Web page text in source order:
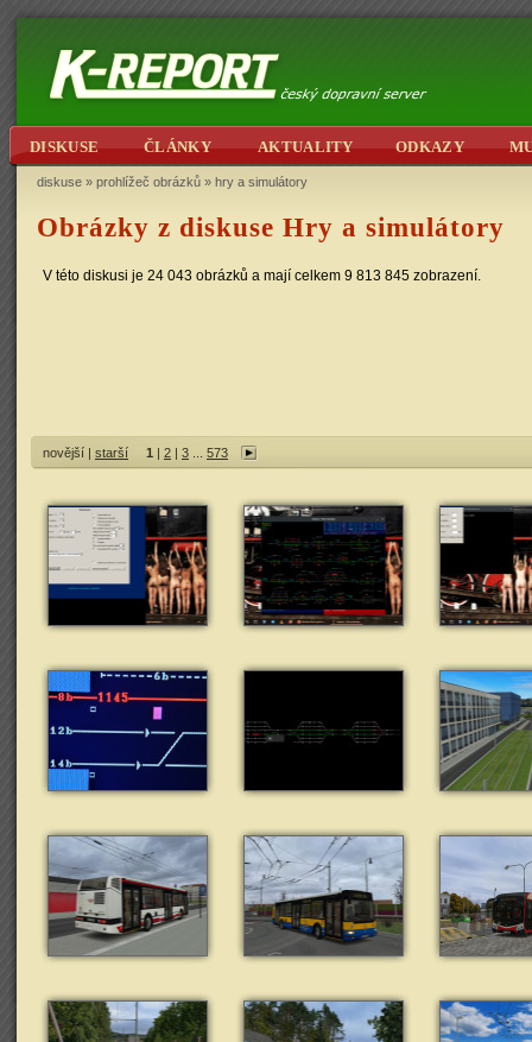
DISKUSE ČLÁNKY AKTUALITY ODKAZY
diskuse » prohlížeč obrázků » hry a simulátory
Obrázky z diskuse Hry a simulátory
V této diskusi je 24 043 obrázků a mají celkem 9 813 845 zobrazení.
novější | starší 1 | 2 | 3 573